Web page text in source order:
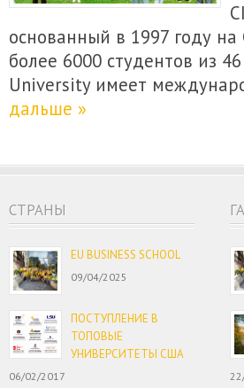
основанный в 1997 году
более 6000 студентов из
University имеет
дальше »
CТРАНЫ
EU BUSINESS SCHOOL
09/04/2025
ПОСТУПЛЕНИЕ В
ТОПОВЫЕ
УНИВЕРСИТЕТЫ США
06/02/2017